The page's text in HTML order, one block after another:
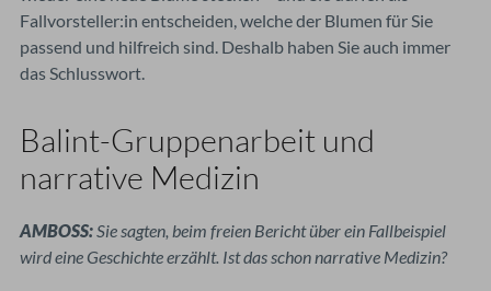
Fallvorsteller:in entscheiden, welche der Blumen für Sie
passend und hilfreich sind. Deshalb haben Sie auch immer
das Schlusswort.
Balint-Gruppenarbeit und
narrative Medizin
AMBOSS: Sie sagten, beim freien Bericht über ein Fallbeispiel
wird eine Geschichteerzählt. Ist das schon narrative Medizin?